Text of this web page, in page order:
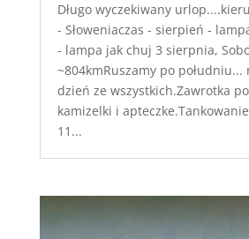
Długo wyczekiwany
- Słoweniaczas - sierpień -
- lampa jak chuj 3 sierpnia,
~804kmRuszamy po południu...
dzień ze wszystkich.Zawrotka
kamizelki i
11...